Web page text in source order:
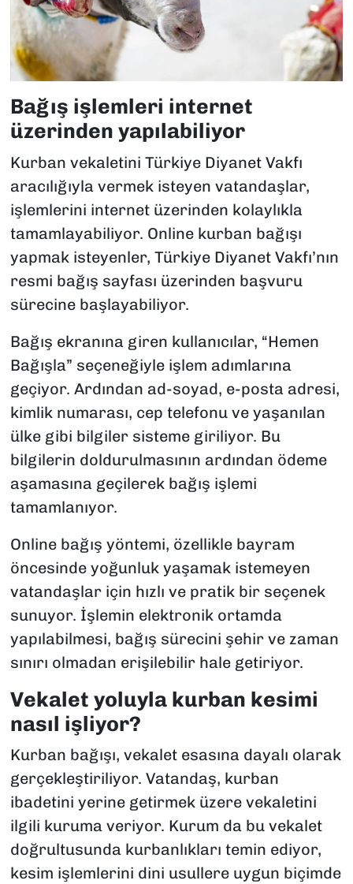
Bağış işlemleri internet
üzerinden yapılabiliyor
Kurban vekaletini Türkiye Diyanet Vakfı
aracılığıyla vermek isteyen vatandaşlar,
işlemlerini internet üzerinden kolaylıkla
tamamlayabiliyor. Online kurban bağışı
yapmak isteyenler, Türkiye Diyanet Vakfı’nın
resmi bağış sayfası üzerinden başvuru
sürecine başlayabiliyor.
Bağış ekranına giren kullanıcılar, “Hemen
Bağışla” seçeneğiyle işlem adımlarına
geçiyor. Ardından ad-soyad, e-posta adresi,
kimlik numarası, cep telefonu ve yaşanılan
ülke gibi bilgiler sisteme giriliyor. Bu
bilgilerin doldurulmasının ardından ödeme
aşamasına geçilerek bağış işlemi
tamamlanıyor.
Online bağış yöntemi, özellikle bayram
öncesinde yoğunluk yaşamak istemeyen
vatandaşlar için hızlı ve pratik bir seçenek
sunuyor. İşlemin elektronik ortamda
yapılabilmesi, bağış sürecini şehir ve zaman
sınırı olmadan erişilebilir hale getiriyor.
Vekalet yoluyla kurban kesimi
nasıl işliyor?
Kurban bağışı, vekalet esasına dayalı olarak
gerçekleştiriliyor. Vatandaş, kurban
ibadetini yerine getirmek üzere vekaletini
ilgili kuruma veriyor. Kurum da bu vekalet
doğrultusunda kurbanlıkları temin ediyor,
kesim işlemlerini dini usullere uygun biçimde